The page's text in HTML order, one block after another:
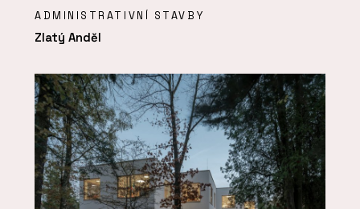
ADMINISTRATIVNÍ STAVBY
Zlatý Anděl